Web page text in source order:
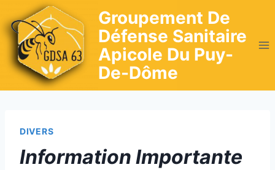
to
content
Groupement De
Défense Sanitaire
Apicole Du Puy-
De-Dôme
DIVERS
Information Importante